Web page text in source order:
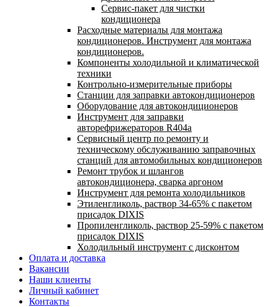
Сервис-пакет для чистки
кондиционера
Расходные материалы для монтажа
кондиционеров. Инструмент для монтажа
кондиционеров.
Компоненты холодильной и климатической
техники
Контрольно-измерительные приборы
Станции для заправки автокондиционеров
Оборудование для автокондиционеров
Инструмент для заправки
авторефрижераторов R404a
Сервисный центр по ремонту и
техническому обслуживанию заправочных
станций для автомобильных кондиционеров
Ремонт трубок и шлангов
автокондиционера, сварка аргоном
Инструмент для ремонта холодильников
Этиленгликоль, раствор 34-65% с пакетом
присадок DIXIS
Пропиленгликоль, раствор 25-59% с пакетом
присадок DIXIS
Холодильный инструмент с дисконтом
Оплата и доставка
Вакансии
Наши клиенты
Личный кабинет
Контакты